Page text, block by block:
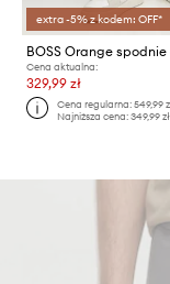
extra -5% z kodem: OFF*
Cena aktualna:
329,99 zł
Cena regularna:549,99
Najniższa cena:349,99 zł